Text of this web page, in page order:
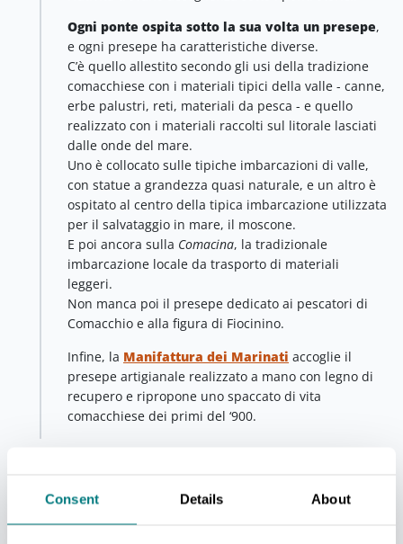
Consent Details About
Ogni ponte ospita sotto la sua volta un presepe,
e ogni presepe ha caratteristiche diverse.
C’è quello allestito secondo gli usi della tradizione
comacchiese con i materiali tipici della valle - canne,
erbe palustri, reti, materiali da pesca - e quello
realizzato con i materiali raccolti sul litorale lasciati
dalle onde del mare.
Uno è collocato sulle tipiche imbarcazioni di valle,
con statue a grandezza quasi naturale, e un altro è
ospitato al centro della tipica imbarcazione utilizzata
per il salvataggio in mare, il moscone.
E poi ancora sulla Comacina, la tradizionale
imbarcazione locale da trasporto di materiali
leggeri.
Non manca poi il presepe dedicato ai pescatori di
Comacchio e alla figura di Fiocinino.
Infine, la Manifattura dei Marinati accoglie il
presepe artigianale realizzato a mano con legno di
recupero e ripropone uno spaccato di vita
comacchiese dei primi del ‘900.